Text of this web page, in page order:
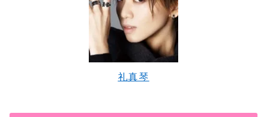
礼真琴